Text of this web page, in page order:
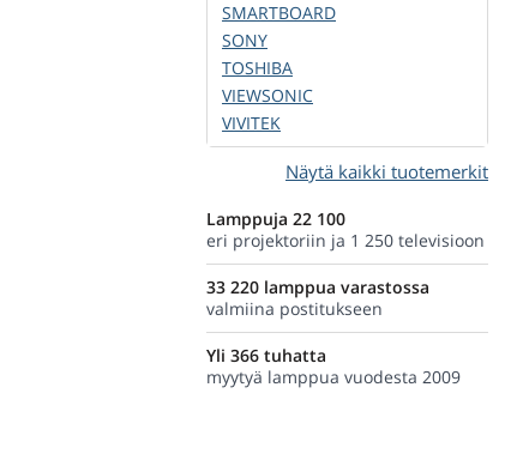
SMARTBOARD
SONY
TOSHIBA
VIEWSONIC
VIVITEK
Näytä kaikki tuotemerkit
Lamppuja 22 100
eri projektoriin ja 1 250 televisioon
33 220 lamppua varastossa
valmiina postitukseen
Yli 366 tuhatta
myytyä lamppua vuodesta 2009